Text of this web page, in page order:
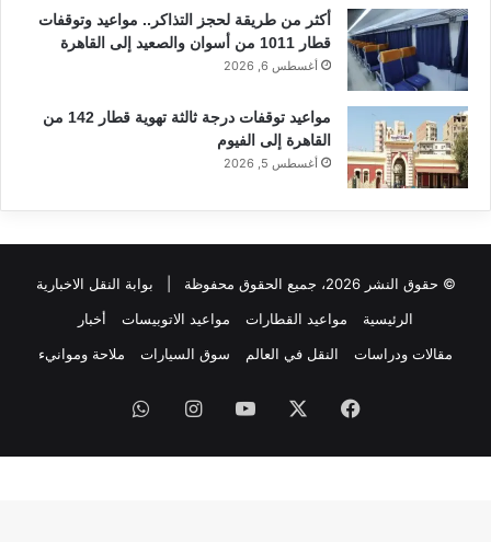
أكثر من طريقة لحجز التذاكر.. مواعيد وتوقفات
قطار 1011 من أسوان والصعيد إلى القاهرة
أغسطس 6, 2026
مواعيد توقفات درجة ثالثة تهوية قطار 142 من
القاهرة إلى الفيوم
أغسطس 5, 2026
© حقوق النشر 2026، جميع الحقوق محفوظة |
بوابة النقل الاخبارية
الرئيسية
مواعيد القطارات مواعيد الاتوبيسات
أخبار
مقالات ودراسات
النقل في العالم سوق السيارات ملاحة وموانيء
فيسبوك ‫YouTubeانستقرام